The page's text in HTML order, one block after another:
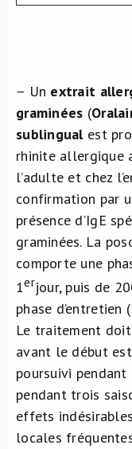
– Un extrait
graminées (
sublingualest
rhinite allergique
l’adulte et chez
confirmation par
présence d’IgE
graminées. La
comporte une
1erjour, puis de
phase
Le traitement
avant le début
poursuivi
pendant trois
effets
locales